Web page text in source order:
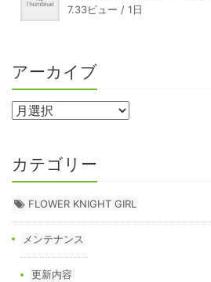
7.33ビュー / 1日
アーカイブ
カテゴリー
FLOWER KNIGHT GIRL
メンテナンス
更新内容